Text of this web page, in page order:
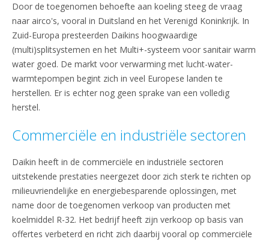
Door de toegenomen behoefte aan koeling steeg de vraag
naar airco's, vooral in Duitsland en het Verenigd Koninkrijk. In
Zuid-Europa presteerden Daikins hoogwaardige
(multi)splitsystemen en het Multi+-systeem voor sanitair warm
water goed. De markt voor verwarming met lucht-water-
warmtepompen begint zich in veel Europese landen te
herstellen. Er is echter nog geen sprake van een volledig
herstel.
Commerciële en industriële sectoren
Daikin heeft in de commerciële en industriële sectoren
uitstekende prestaties neergezet door zich sterk te richten op
milieuvriendelijke en energiebesparende oplossingen, met
name door de toegenomen verkoop van producten met
koelmiddel R-32. Het bedrijf heeft zijn verkoop op basis van
offertes verbeterd en richt zich daarbij vooral op commerciële